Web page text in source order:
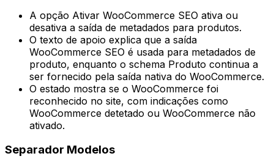
A opção Ativar WooCommerce SEO ativa ou
desativa a saída de metadados para produtos.
O texto de apoio explica que a saída
WooCommerce SEO é usada para metadados de
produto, enquanto o schema Produto continua a
ser fornecido pela saída nativa do WooCommerce.
O estado mostra se o WooCommerce foi
reconhecido no site, com indicações como
WooCommerce detetado ou WooCommerce não
ativado.
Separador Modelos